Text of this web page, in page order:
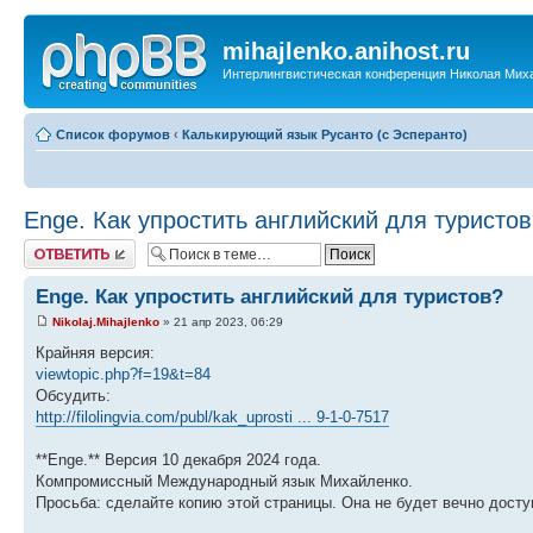
mihajlenko.anihost.ru
Интерлингвистическая конференция Николая
Список форумов ‹ Калькирующий язык Русанто (с Эсперанто)
Enge. Как упростить английский для
Ответить
Enge. Как упростить английский для туристов?
Nikolaj.Mihajlenko » 21 апр 2023, 06:29
Крайняя версия:
viewtopic.php?f=19&t=84
Обсудить:
http://filolingvia.com/publ/kak_uprosti ... 9-1-0-7517
**Enge.** Версия 10 декабря 2024 года.
Компромиссный Международный язык Михайленко.
Просьба: сделайте копию этой страницы. Она не будет вечно